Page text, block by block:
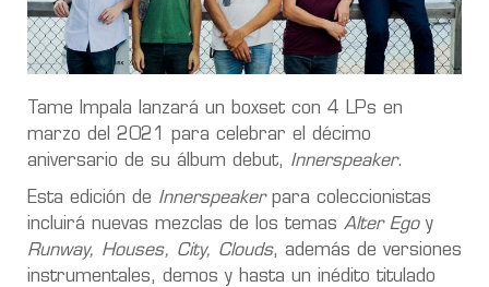
Tame Impala lanzará un boxset con 4 LPs en
marzo del 2021 para celebrar el décimo
aniversario de su álbum debut, Innerspeaker.
Esta edición de Innerspeakerpara coleccionistas
incluirá nuevas mezclas de los temas Alter Egoy
Runway, Houses, City, Clouds, además de versiones
instrumentales, demos y hasta un inédito titulado